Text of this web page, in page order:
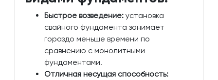
Быстрое возведение: установка
свайного фундамента занимает
гораздо меньше времени по
сравнению с монолитными
фундаментами.
Отличная несущая способность: